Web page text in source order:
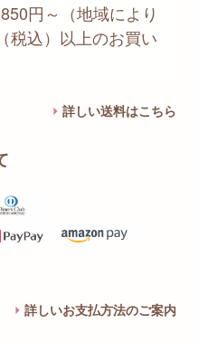
円～（地域により
税込）以上のお買い
詳しい送料はこちら
詳しいお支払方法のご案内